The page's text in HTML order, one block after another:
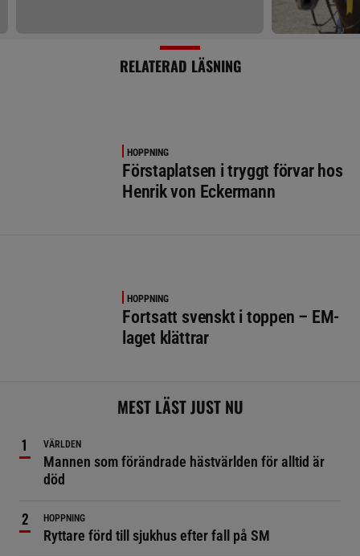
RELATERAD LÄSNING
HOPPNING
Förstaplatsen i tryggt förvar hos
Henrik von Eckermann
HOPPNING
Fortsatt svenskt i toppen – EM-
laget klättrar
MEST LÄST JUST NU
VÄRLDEN
Mannen som förändrade hästvärlden för alltid är
död
HOPPNING
Ryttare förd till sjukhus efter fall på SM